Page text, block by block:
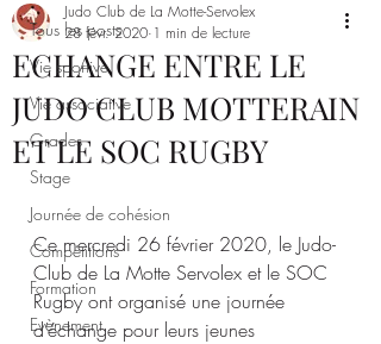
Tous les posts
Vie sportive
Vie associative
Grades
Stage
Journée de cohésion
Compétitions
Formation
Evènement
ECHANGE ENTRE LE
JUDO CLUB MOTTERAIN
ET LE SOC RUGBY
Judo Club de La Motte-Servolex
28 févr. 2020 1 min de lecture
Ce mercredi 26 février 2020, le Judo-
Club de La Motte Servolex et le SOC
Rugby ont organisé une journée
d’échange pour leurs jeunes